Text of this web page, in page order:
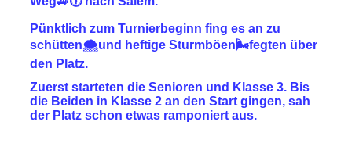
Pünktlich zum Turnierbeginn fing es an zu
schütten🌨️und heftige Sturmböen🌬️fegten über
den Platz.
Zuerst starteten die Senioren und Klasse 3. Bis
die Beiden in Klasse 2 an den Start gingen, sah
der Platz schon etwas ramponiert aus.